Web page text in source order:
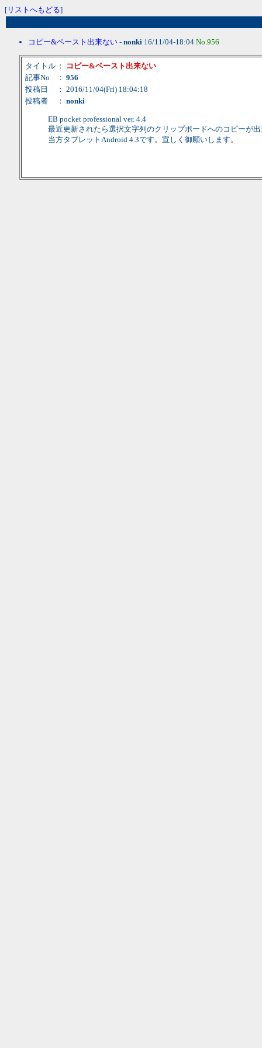
[ リストへもどる]
コピー&ペースト出来ない - nonki 16/11/04-18:04 No.956
タイトル ：
コピー&ペースト出来ない
記事No
： 956
投稿日
： 2016/11/04(Fri) 18:04:18
投稿者
： nonki
EB pocket professional ver. 4.4
最近更新されたら選択文字列のクリップボードへのコピーが
当方タブレットAndroid 4.3です。宣しく御願いします。